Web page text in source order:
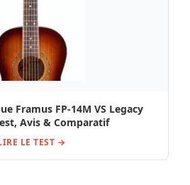
Framus FP-14M VS Legacy
Avis & Comparatif
LE TEST →